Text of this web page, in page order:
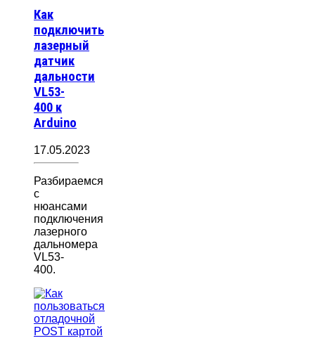
Как
подключить
лазерный
датчик
дальности
VL53-
400 к
Arduino
17.05.2023
Разбираемся
с
нюансами
подключения
лазерного
дальномера
VL53-
400.